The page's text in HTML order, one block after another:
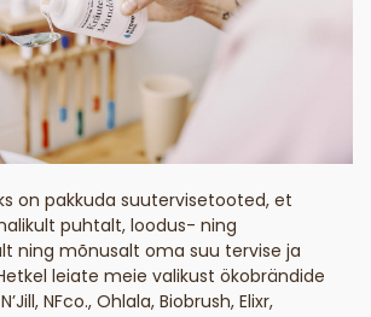
on pakkuda suutervisetooted, et
puhtalt, loodus- ning
ning mõnusalt oma suu tervise ja
leiate meie valikust ökobrändide
NFco., Ohlala, Biobrush, Elixr,